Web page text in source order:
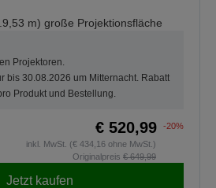
m) große Projektionsfläche
Projektoren.
bis 30.08.2026 um Mitternacht. Rabatt
Produkt und Bestellung.
€ 520,99
-20%
inkl. MwSt. (€ 434,16 ohne MwSt.)
Originalpreis € 649,99
Jetzt kaufen